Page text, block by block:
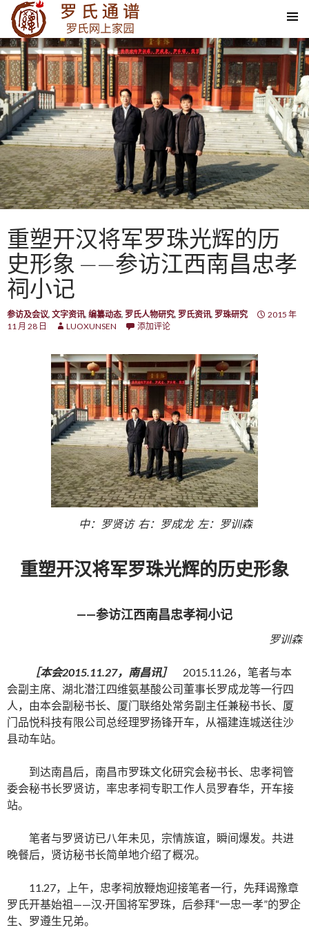
SKIP TO CONTENT
重塑开汉将军罗珠光辉的历
史形象 ——参访江西南昌忠孝
祠小记
参访及会议, 文字资讯, 编纂动态, 罗氏人物研究, 罗氏资讯, 罗珠研究
2015 年
11 月 28 日
LUOXUNSEN 添加评论
中：罗贤访 右：罗成龙 左：罗训森
重塑开汉将军罗珠光辉的历史形象
——参访江西南昌忠孝祠小记
罗训森
［本会2015.11.27，南昌讯］ 2015.11.26，笔者与本
会副主席、湖北潜江四维氨基酸公司董事长罗成龙等一行四
人，由本会副秘书长、厦门联络处常务副主任兼秘书长、厦
门品悦科技有限公司总经理罗扬锋开车，从福建连城送往沙
县动车站。
到达南昌后，南昌市罗珠文化研究会秘书长、忠孝祠管
委会秘书长罗贤访，率忠孝祠专职工作人员罗春华，开车接
站。
笔者与罗贤访已八年未见，宗情族谊，瞬间爆发。共进
晚餐后，贤访秘书长简单地介绍了概况。
11.27，上午，忠孝祠放鞭炮迎接笔者一行，先拜谒豫章
罗氏开基始祖——汉·开国将军罗珠，后参拜“一忠一孝”的罗企
生、罗遵生兄弟。